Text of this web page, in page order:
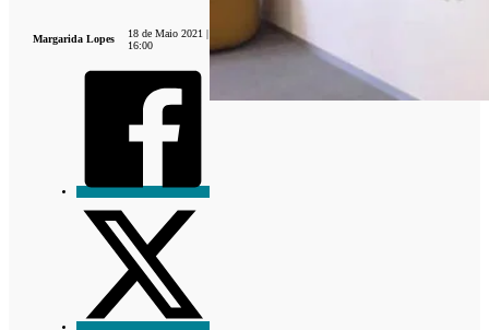
Margarida Lopes
18 de Maio 2021 |
16:00